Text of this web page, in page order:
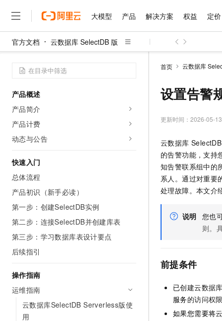
大模型 产品 解决方案 权益 定价
官方文档 云数据库 SelectDB 版
产品概述
产品简介
产品计费
动态与公告
快速入门
总体流程
产品初识（新手必读）
第一步：创建SelectDB实例
第二步：连接SelectDB并创建库表
第三步：学习数据库表设计要点
后续指引
操作指南
运维指南
云数据库SelectDB Serverless版使
用
首页 云数据库
设置告警
更新时间： 2026-05-
云数据库
的告警功能 ，支持
知告警联系组中的
系人。通过对重要
处理故障。 本文介
说明 您也
则。
前提条件
已创建云数据
服务的访问权
如果您需要将
大模型
千问AI平台
Qwen3.8-Max HOT
智能体时代全能旗舰模型
Qwen3.7-Plus
能看、能想、能动手的多
Qwen3-VL-Plus
大模型服务
千问AI平台-Token Plan
千问AI平台-模型体验
产品
精选产品
容器
存储
网络与CDN
安全
中间件
数据库
大数据计算
媒体服务
精选产品
大模型服务与应用平台
多元化、高性能、安全可
无影云电脑
随时随地安全接入的云上
云解析DNS
面向分析的企业级SaaS
解决方案
精选解决方案
大数据
现代化应用
安全
网络
可观测
上云与迁云
企业出海
政企业务
精选解决方案
企业级Agent产品，直接
HappyHorse 打造一站
快速拥有专属 OpenClaw
权益 普惠上云
云服务器38元/年起，超
推荐新用户得奖励，单订
云工开物
高校专属算力普惠，学生
免费试用
最高领取价值200元试用
1亿+ 大模型 tokens 和
140+云产品 免费试用
产品新客免费试用，最长
大模型ACA认证体验
助力企业全员 AI 认知与能
定价 产品定价
了解云产品的定价详情
云上成本管理
管理和优化成本
云市场 精选商城
多端小程序
观测云
Tuya 物联网平台阿里云
蓝凌 OA
电子合同
Tableau 订阅
生态解决方案
行业生态解决方案
伙伴 成为销售伙伴
咨询伙伴
销售伙伴合作计划
无影生态合作计划
Salesforce On Alibaba
Consulting Partner 合作
AI 大模型销售与服务生
服务 售前咨询
售后服务
自助服务
在线服务
工单服务
短信专区
了解阿里云 为什么选择阿里云
技术领先
分析师报告
研究报告与白皮书
天池大赛
AI 算法大赛